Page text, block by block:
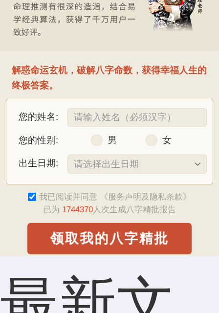
面，我对未来充满信心。
张女士（创业者）158****5058
和方法也是不够的，还得把握住运势，根据朋友
的推荐我在八字精批测算了我的运势情况，按照
老师的建议我改进了一些处事方法，
虽然今年受新冠疫情影响全球经济都不景气，但
我的项目还算稳定，我也相信未来会更好！
解惑命运玄机，破解八字命数，获得幸福人生的
终极答案。
您的姓名:
您的性别: 男 女
出生日期:
我已阅读并同意
《服务声明及隐私条款》
已为 1744370人次生成八字精批报告
领取我的八字精批